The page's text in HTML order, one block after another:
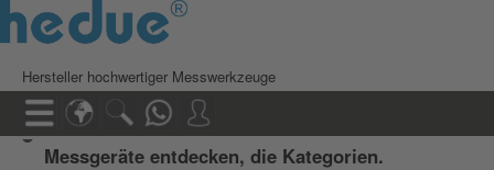
Hersteller hochwertiger Messwerkzeuge
Messgeräte entdecken, die Kategorien.